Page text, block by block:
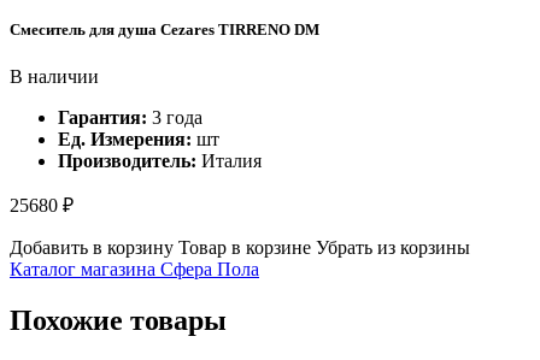
Смеситель для душа Cezares TIRRENO DM
В наличии
Гарантия: 3 года
Ед. Измерения: шт
Производитель: Италия
25680 ₽
Добавить в корзину Товар в корзине Убрать из корзины
Каталог магазина Сфера Пола
Похожие товары